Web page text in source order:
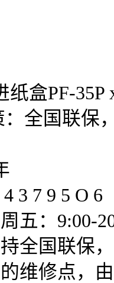
纸盒PF-35P
全国联保
3 7 9 5 O 6
五：9:00-
全国联保
维修点，